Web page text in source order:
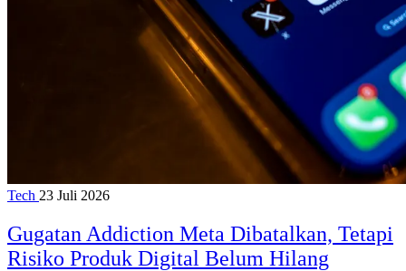
Tech 23 Juli 2026
Gugatan Addiction Meta Dibatalkan, Tetapi
Risiko Produk Digital Belum Hilang